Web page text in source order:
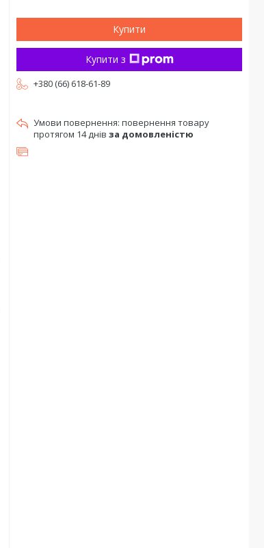
Купити
Купити з
+380 (66) 618-61-89
повернення товару
протягом 14 днів за домовленістю